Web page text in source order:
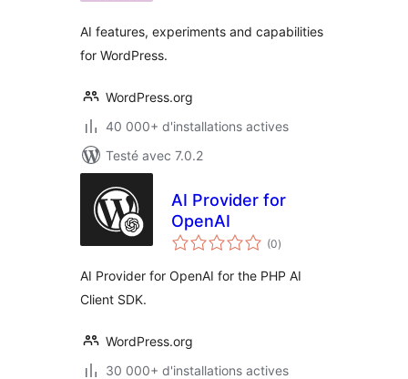
AI features, experiments and capabilities
for WordPress.
WordPress.org
40 000+ d'installations actives
Testé avec 7.0.2
AI Provider for
OpenAI
(0notes
en
)
AI Provider for OpenAI for the PHP AI
Client SDK.
WordPress.org
30 000+ d'installations actives